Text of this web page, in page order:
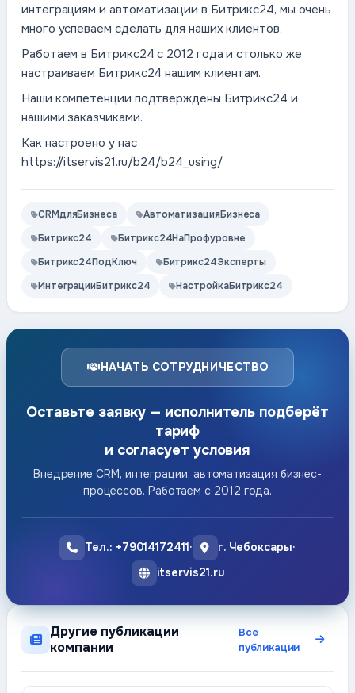
интеграциям и автоматизации в Битрикс24, мы очень
много успеваем сделать для наших клиентов.
Работаем в Битрикс24 с 2012 года и столько же
настраиваем Битрикс24 нашим клиентам.
Наши компетенции подтверждены Битрикс24 и
нашими заказчиками.
Как настроено у нас
https://itservis21.ru/b24/b24_using/
CRMдляБизнеса
АвтоматизацияБизнеса
Битрикс24
Битрикс24НаПрофуровне
Битрикс24ПодКлюч
Битрикс24Эксперты
ИнтеграцииБитрикс24
НастройкаБитрикс24
НАЧАТЬ СОТРУДНИЧЕСТВО
Оставьте заявку — исполнитель подберёт
тариф
и согласует условия
Внедрение CRM, интеграции, автоматизация бизнес-
процессов. Работаем с 2012 года.
Тел.: +79014172411· г. Чебоксары·
itservis21.ru
Другие публикации
компании
Все
публикации